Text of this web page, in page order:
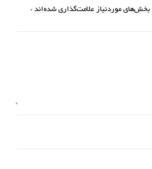
بخش‌های موردنیاز علامت‌گذاری شده‌اند *